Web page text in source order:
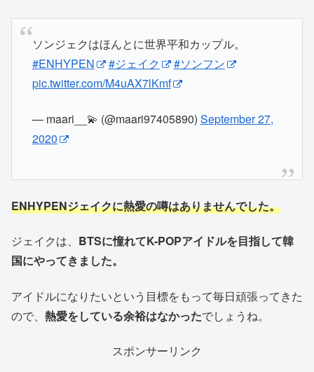
ソンジェクはほんとに世界平和カップル。
#ENHYPEN
#ジェイク
#ソンフン
pic.twitter.com/M4uAX7lKmf
— maari__💫 (@maari97405890) September 27,
2020
ENHYPENジェイクに熱愛の噂はありませんでした。
ジェイクは、 BTSに憧れてK-POPアイドルを目指して韓
国にやってきました。
アイドルになりたいという目標をもって毎日頑張ってきた
ので、 熱愛をしている余裕はなかったでしょうね。
スポンサーリンク